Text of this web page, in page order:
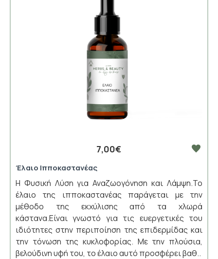
7,00€
Έλαιο Ιπποκαστανέας
Η Φυσική Λύση για Αναζωογόνηση και Λάμψη.Το
έλαιο της ιπποκαστανέας παράγεται με την
μέθοδο της εκχύλισης από τα χλωρά
κάστανα.Είναι γνωστό για τις ευεργετικές του
ιδιότητες στην περιποίηση της επιδερμίδας και
την τόνωση της κυκλοφορίας. Με την πλούσια,
βελούδινη υφή του, το έλαιο αυτό προσφέρει βαθ..